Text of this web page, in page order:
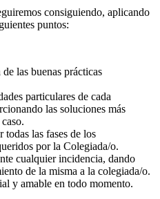
consiguiendo, aplicando
puntos:
las buenas prácticas
particulares de cada
las soluciones más
las fases de los
por la Colegiada/o.
cualquier incidencia, dando
de la misma a la colegiada/o.
y amable en todo momento.